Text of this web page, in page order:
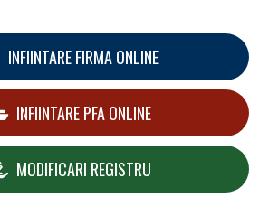
INFIINTARE FIRMA ONLINE
INFIINTARE PFA ONLINE
MODIFICARI REGISTRU